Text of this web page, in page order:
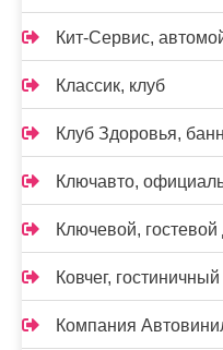
Кит-Сервис,
Классик, клуб
Клуб Здоровья,
Ключавто,
Ключевой, гостевой
Ковчег,
Компания